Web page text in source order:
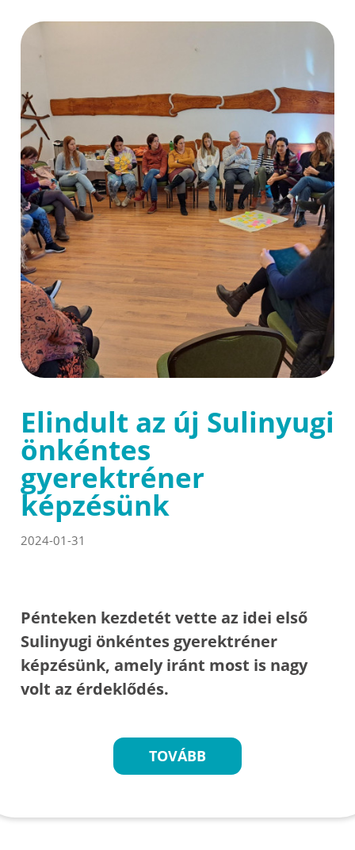
Elindult az új Sulinyugi
önkéntes
gyerektréner
képzésünk
2024-01-31
Pénteken kezdetét vette az idei első
Sulinyugi önkéntes gyerektréner
képzésünk, amely iránt most is nagy
volt az érdeklődés.
TOVÁBB